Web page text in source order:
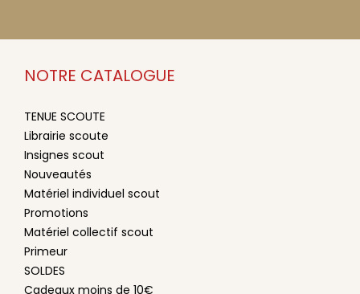
NOTRE CATALOGUE
TENUE SCOUTE
Librairie scoute
Insignes scout
Nouveautés
Matériel individuel scout
Promotions
Matériel collectif scout
Primeur
SOLDES
Cadeaux moins de 10€